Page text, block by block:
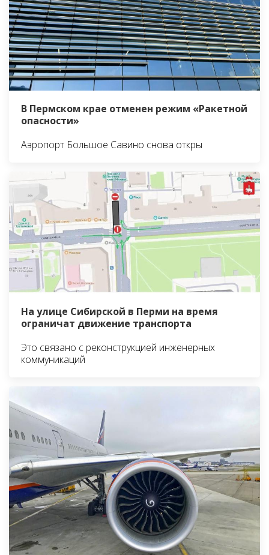
В Пермском крае отменен режим «Ракетной
опасности»
Аэропорт Большое Савино снова откры
На улице Сибирской в Перми на время
ограничат движение транспорта
Это связано с реконструкцией инженерных
коммуникаций